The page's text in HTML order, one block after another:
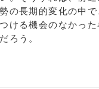
の長期的変化の中で
ける機会のなかっ
ろう。